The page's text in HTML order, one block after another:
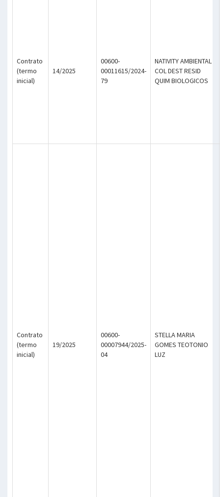
Contrato
(termo
inicial)
14/2025
00600-
00011615/2024-
79
NATIVITY AMBIENTAL
COL DEST RESID
QUIM BIOLOGICOS
Contrato
(termo
inicial)
19/2025
00600-
00007944/2025-
04
STELLA MARIA
GOMES TEOTONIO
LUZ